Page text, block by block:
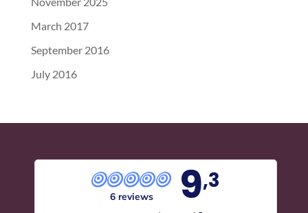
March 2017
September 2016
July 2016
6 reviews 9,3